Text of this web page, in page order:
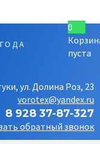
ул. Долина Роз, 23
vorotex@yandex.ru
8 928 37-87-327
обратный звонок
0
пуста